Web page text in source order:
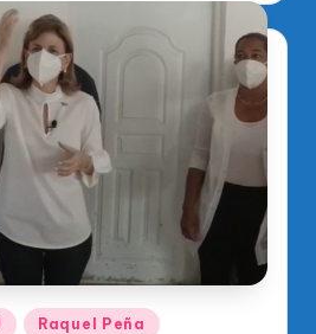
Raquel Peña